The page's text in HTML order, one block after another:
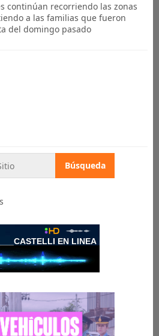
continúan recorriendo las zonas
a las familias que fueron
del domingo pasado